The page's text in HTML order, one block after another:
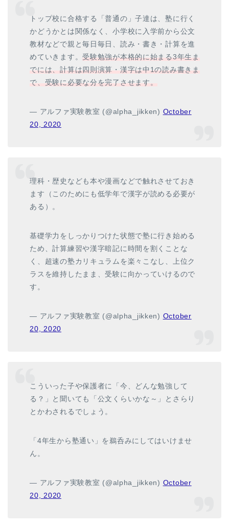
トップ校に合格する「普通の」子達は、塾に行く
かどうかとは関係なく、小学校に入学前から公文
教材などで親と毎日毎日、読み・書き・計算を進
めていきます。受験勉強が本格的に始まる3年生ま
でには、計算は四則演算・漢字は中1の読み書きま
で、受験に必要な分を完了させます。
— アルファ実験教室 (@alpha_jikken) October
20, 2020
理科・歴史なども本や漫画などで触れさせておき
ます（このためにも低学年で漢字が読める必要が
ある）。
基礎学力をしっかりつけた状態で塾に行き始める
ため、計算練習や漢字暗記に時間を割くことな
く、超速の塾カリキュラムを楽々こなし、上位ク
ラスを維持したまま、受験に向かっていけるので
す。
— アルファ実験教室 (@alpha_jikken) October
20, 2020
こういった子や保護者に「今、どんな勉強して
る？」と聞いても「公文くらいかな～」とさらり
とかわされるでしょう。
「4年生から塾通い」を鵜呑みにしてはいけませ
ん。
— アルファ実験教室 (@alpha_jikken) October
20, 2020